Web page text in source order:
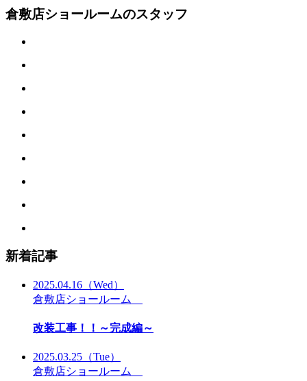
倉敷店ショールームのスタッフ
新着記事
2025.04.16 （Wed）
倉敷店ショールーム
改装工事！！～完成編～
2025.03.25 （Tue）
倉敷店ショールーム